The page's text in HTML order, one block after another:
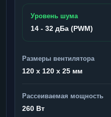
Уровень шума
14 - 32 дБа (PWM)
Размеры вентилятора
120 x 120 x 25 мм
Рассеиваемая мощность
260 Вт